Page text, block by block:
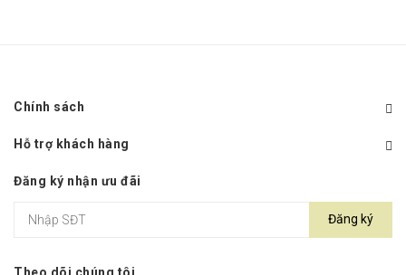
Chính sách
Hỗ trợ khách hàng
Đăng ký nhận ưu đãi
Đăng ký